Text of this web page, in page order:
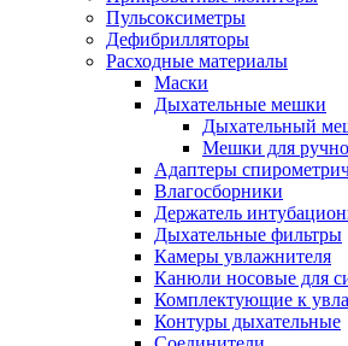
Пульсоксиметры
Дефибрилляторы
Расходные материалы
Маски
Дыхательные мешки
Дыхательный
Мешки для
Адаптеры
Влагосборники
Держатель
Дыхательные фильтры
Камеры увлажнителя
Канюли носовые для
Комплектующие к
Контуры дыхательные